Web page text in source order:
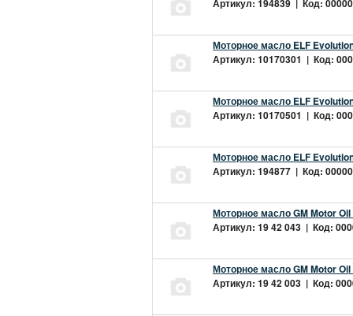
Артикул: 194839 | Код:
Моторное масло ELF
Артикул: 10170301 | Код:
Моторное масло ELF
Артикул: 10170501 | Код:
Моторное масло ELF
Артикул: 194877 | Код:
Моторное масло GM Motor Oil
Артикул: 19 42 043 | Код:
Моторное масло GM Motor
Артикул: 19 42 003 | Код: